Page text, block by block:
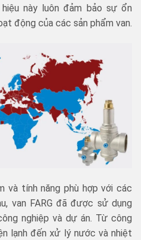
này luôn đảm bảo sự ổn
động của các sản phẩm van.
và tính năng phù hợp với các
van FARG đã được sử dụng
nghiệp và dự án. Từ công
lạnh đến xử lý nước và nhiệt